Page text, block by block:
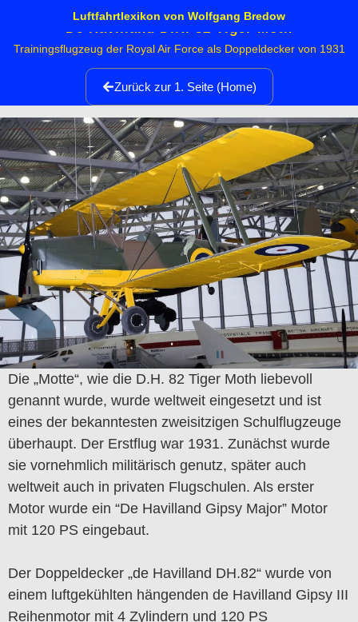
Luftfahrtlexikon von Wolfgang Bredow
De Havilland D.H. 82 Tiger Moth
Zurück zur 1. Seite (Home)
Trainingsflugzeug der Royal Air Force als Doppeldecker von 1931
Die „Motte“, wie die D.H. 82 Tiger Moth liebevoll
genannt wurde, wurde weltweit eingesetzt und ist
eines der bekanntesten zweisitzigen Schulflugzeuge
überhaupt. Der Erstflug war 1931. Zunächst wurde
sie vornehmlich militärisch genutz, später auch
weltweit auch in privaten Flugschulen. Als erster
Motor wurde ein “De Havilland Gipsy Major” Motor
mit 120 PS eingebaut.
Der Doppeldecker „de Havilland DH.82“ wurde von
einem luftgekühlten hängenden de Havilland Gipsy III
Reihenmotor mit 4 Zylindern und 120 PS